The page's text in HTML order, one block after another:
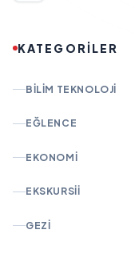
KATEGORİLER
BILIM TEKNOLOJI
EĞLENCE
EKONOMI
EKSKURSII
GEZI